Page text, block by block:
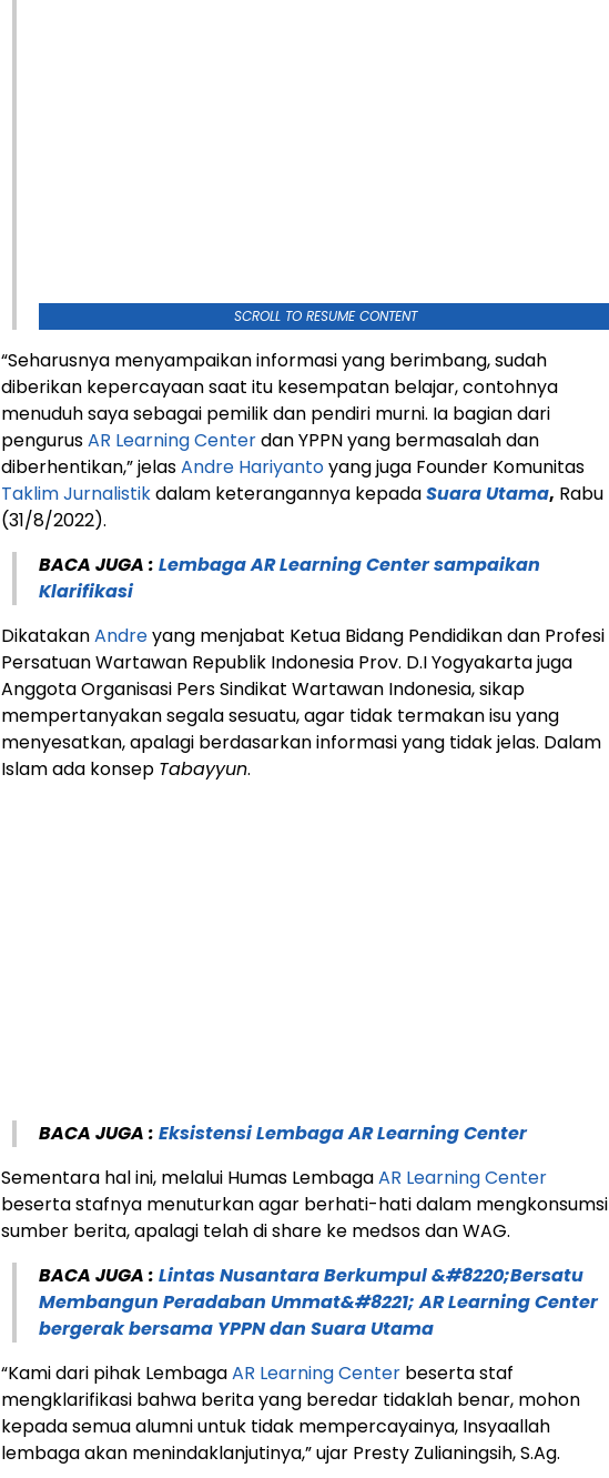
SCROLL TO RESUME CONTENT
“Seharusnya menyampaikan informasi yang berimbang, sudah
diberikan kepercayaan saat itu kesempatan belajar, contohnya
menuduh saya sebagai pemilik dan pendiri murni. Ia bagian dari
pengurusAR Learning Centerdan YPPN yang bermasalah dan
diberhentikan,” jelasAndre Hariyantoyang juga Founder Komunitas
Taklim Jurnalistikdalam keterangannya kepadaSuara Utama, Rabu
(31/8/2022).
BACA JUGA : Lembaga AR Learning Center sampaikan
Klarifikasi
DikatakanAndreyang menjabat Ketua Bidang Pendidikan dan Profesi
Persatuan Wartawan Republik Indonesia Prov. D.I Yogyakarta juga
Anggota Organisasi Pers Sindikat Wartawan Indonesia, sikap
mempertanyakan segala sesuatu, agar tidak termakan isu yang
menyesatkan, apalagi berdasarkan informasi yang tidak jelas. Dalam
Islam ada konsep Tabayyun.
BACA JUGA : Eksistensi Lembaga AR Learning Center
Sementara hal ini, melalui Humas LembagaAR Learning Center
beserta stafnya menuturkan agar berhati-hati dalam mengkonsumsi
sumber berita, apalagi telah di share ke medsos dan WAG.
BACA JUGA : Lintas Nusantara Berkumpul &#8220;Bersatu
Membangun Peradaban Ummat&#8221; AR Learning Center
bergerak bersama YPPN dan Suara Utama
“Kami dari pihak LembagaAR Learning Center beserta staf
mengklarifikasi bahwa berita yang beredar tidaklah benar, mohon
kepada semua alumni untuk tidak mempercayainya, Insyaallah
lembaga akan menindaklanjutinya,” ujar Presty Zulianingsih, S.Ag.